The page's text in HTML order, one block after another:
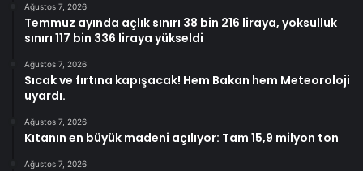
Ağustos 7, 2026
Temmuz ayında açlık sınırı 38 bin 216 liraya, yoksulluk
sınırı 117 bin 336 liraya yükseldi
Ağustos 7, 2026
Sıcak ve fırtına kapışacak! Hem Bakan hem Meteoroloji
uyardı.
Ağustos 7, 2026
Kıtanın en büyük madeni açılıyor: Tam 15,9 milyon ton
Ağustos 7, 2026